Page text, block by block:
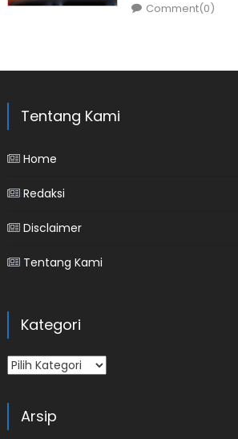
Comment(0)
Tentang Kami
Home
Redaksi
Disclaimer
Tentang Kami
Kategori
Kategori
Arsip